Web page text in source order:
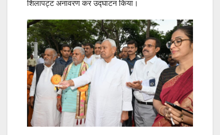
शिलापट्ट अनावरण कर उद्घाटन किया।